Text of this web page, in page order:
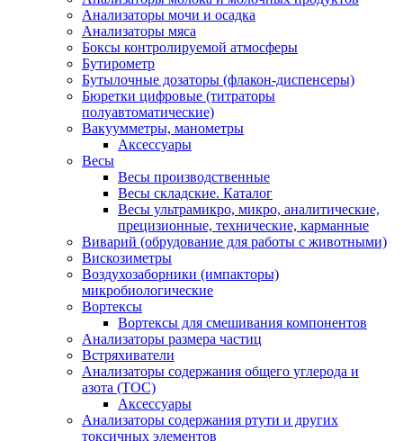
Анализаторы мочи и осадка
Анализаторы мяса
Боксы контролируемой атмосферы
Бутирометр
Бутылочные дозаторы (флакон-диспенсеры)
Бюретки цифровые (титраторы
полуавтоматические)
Вакуумметры, манометры
Аксессуары
Весы
Весы производственные
Весы складские. Каталог
Весы ультрамикро, микро, аналитические,
прецизионные, технические, карманные
Виварий (обрудование для работы с животными)
Вискозиметры
Воздухозаборники (импакторы)
микробиологические
Вортексы
Вортексы для смешивания компонентов
Анализаторы размера частиц
Встряхиватели
Анализаторы содержания общего углерода и
азота (ТОС)
Аксессуары
Анализаторы содержания ртути и других
токсичных элементов